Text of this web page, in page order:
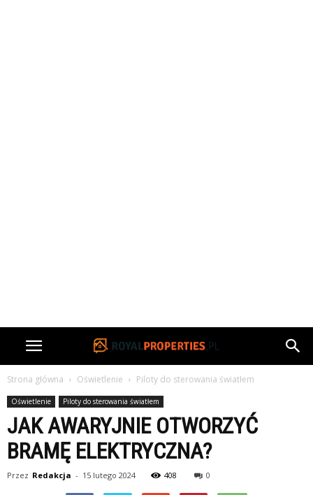
Strona główna Oświetlenie Piloty do sterowania światłem
Oświetlenie Piloty do sterowania światłem
JAK AWARYJNIE OTWORZYĆ
BRAMĘ ELEKTRYCZNA?
Przez Redakcja - 15 lutego 2024 408 0